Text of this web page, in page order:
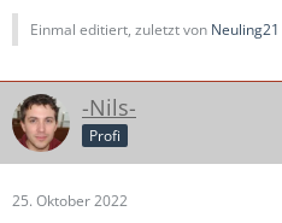
Einmal editiert, zuletzt von Neuling21
-Nils-
Profi
25. Oktober 2022